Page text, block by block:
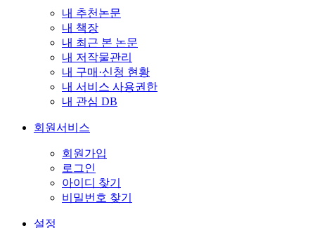
내 추천논문
내 책장
내 최근 본 논문
내 저작물관리
내 구매·신청 현황
내 서비스 사용권한
내 관심 DB
회원서비스
회원가입
로그인
아이디 찾기
비밀번호 찾기
설정